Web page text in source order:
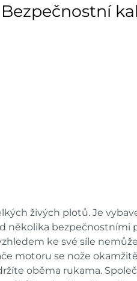
živých plotů. Je
několika bezpečnostními
ke své síle
motoru se nože
oběma rukama.